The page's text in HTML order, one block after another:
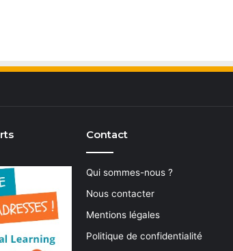
Contact
Qui sommes-nous ?
Nous contacter
Mentions légales
Politique de confidentialité